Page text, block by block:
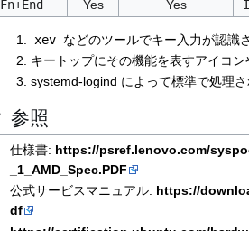
Fn+End
Yes Yes
xev などのツールでキー入力が認識
キートップにその機能を表すアイコ
systemd-logind によって標準で処理さ
参照
仕様書: https://psref.lenovo.com/
_1_AMD_Spec.PDF
公式サービスマニュアル: https://
df